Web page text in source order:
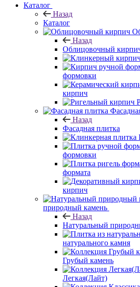
Каталог
Назад
Каталог
Назад
Облицовочный
формовки
кирпич
Назад
Фасадная плитка
формовки
формата
кирпич
природный камень
Назад
Натуральный
натурального камня
Грубый камень
Легкая(Лайт)